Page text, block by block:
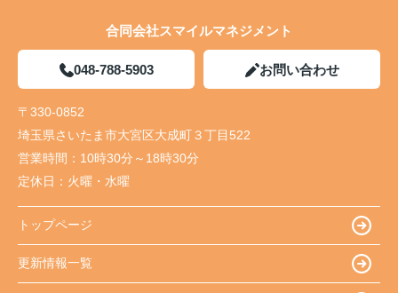
合同会社スマイルマネジメント
048-788-5903 お問い合わせ
〒330-0852
埼玉県さいたま市大宮区大成町３丁目522
営業時間： 10時30分～18時30分
定休日： 火曜・水曜
トップページ
更新情報一覧